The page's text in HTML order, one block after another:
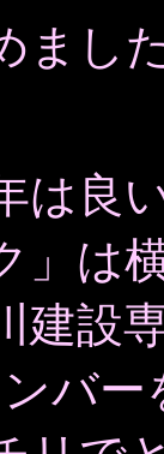
まし
は良
」は
建設
バ